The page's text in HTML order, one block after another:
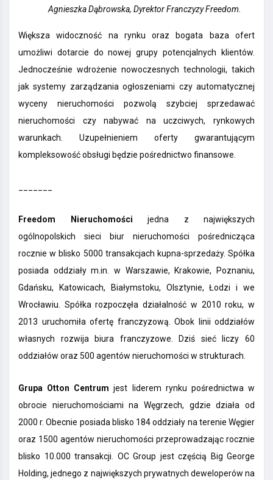
Agnieszka Dąbrowska, Dyrektor Franczyzy Freedom.
Większa widoczność na rynku oraz bogata baza ofert
umożliwi dotarcie do nowej grupy potencjalnych klientów.
Jednocześnie wdrożenie nowoczesnych technologii, takich
jak systemy zarządzania ogłoszeniami czy automatycznej
wyceny nieruchomości pozwolą szybciej sprzedawać
nieruchomości czy nabywać na uczciwych, rynkowych
warunkach. Uzupełnieniem oferty gwarantującym
kompleksowość obsługi będzie pośrednictwo finansowe.
Freedom Nieruchomości jedna z największych
ogólnopolskich sieci biur nieruchomości pośrednicząca
rocznie w blisko 5000 transakcjach kupna-sprzedaży. Spółka
posiada oddziały m.in. w Warszawie, Krakowie, Poznaniu,
Gdańsku, Katowicach, Białymstoku, Olsztynie, Łodzi i we
Wrocławiu. Spółka rozpoczęła działalność w 2010 roku, w
2013 uruchomiła ofertę franczyzową. Obok linii oddziałów
własnych rozwija biura franczyzowe. Dziś sieć liczy 60
oddziałów oraz 500 agentów nieruchomości w strukturach.
Grupa Otton Centrum jest liderem rynku pośrednictwa w
obrocie nieruchomościami na Węgrzech, gdzie działa od
2000 r. Obecnie posiada blisko 184 oddziały na terenie Węgier
oraz 1500 agentów nieruchomości przeprowadzając rocznie
blisko 10.000 transakcji. OC Group jest częścią Big George
Holding, jednego z największych prywatnych deweloperów na